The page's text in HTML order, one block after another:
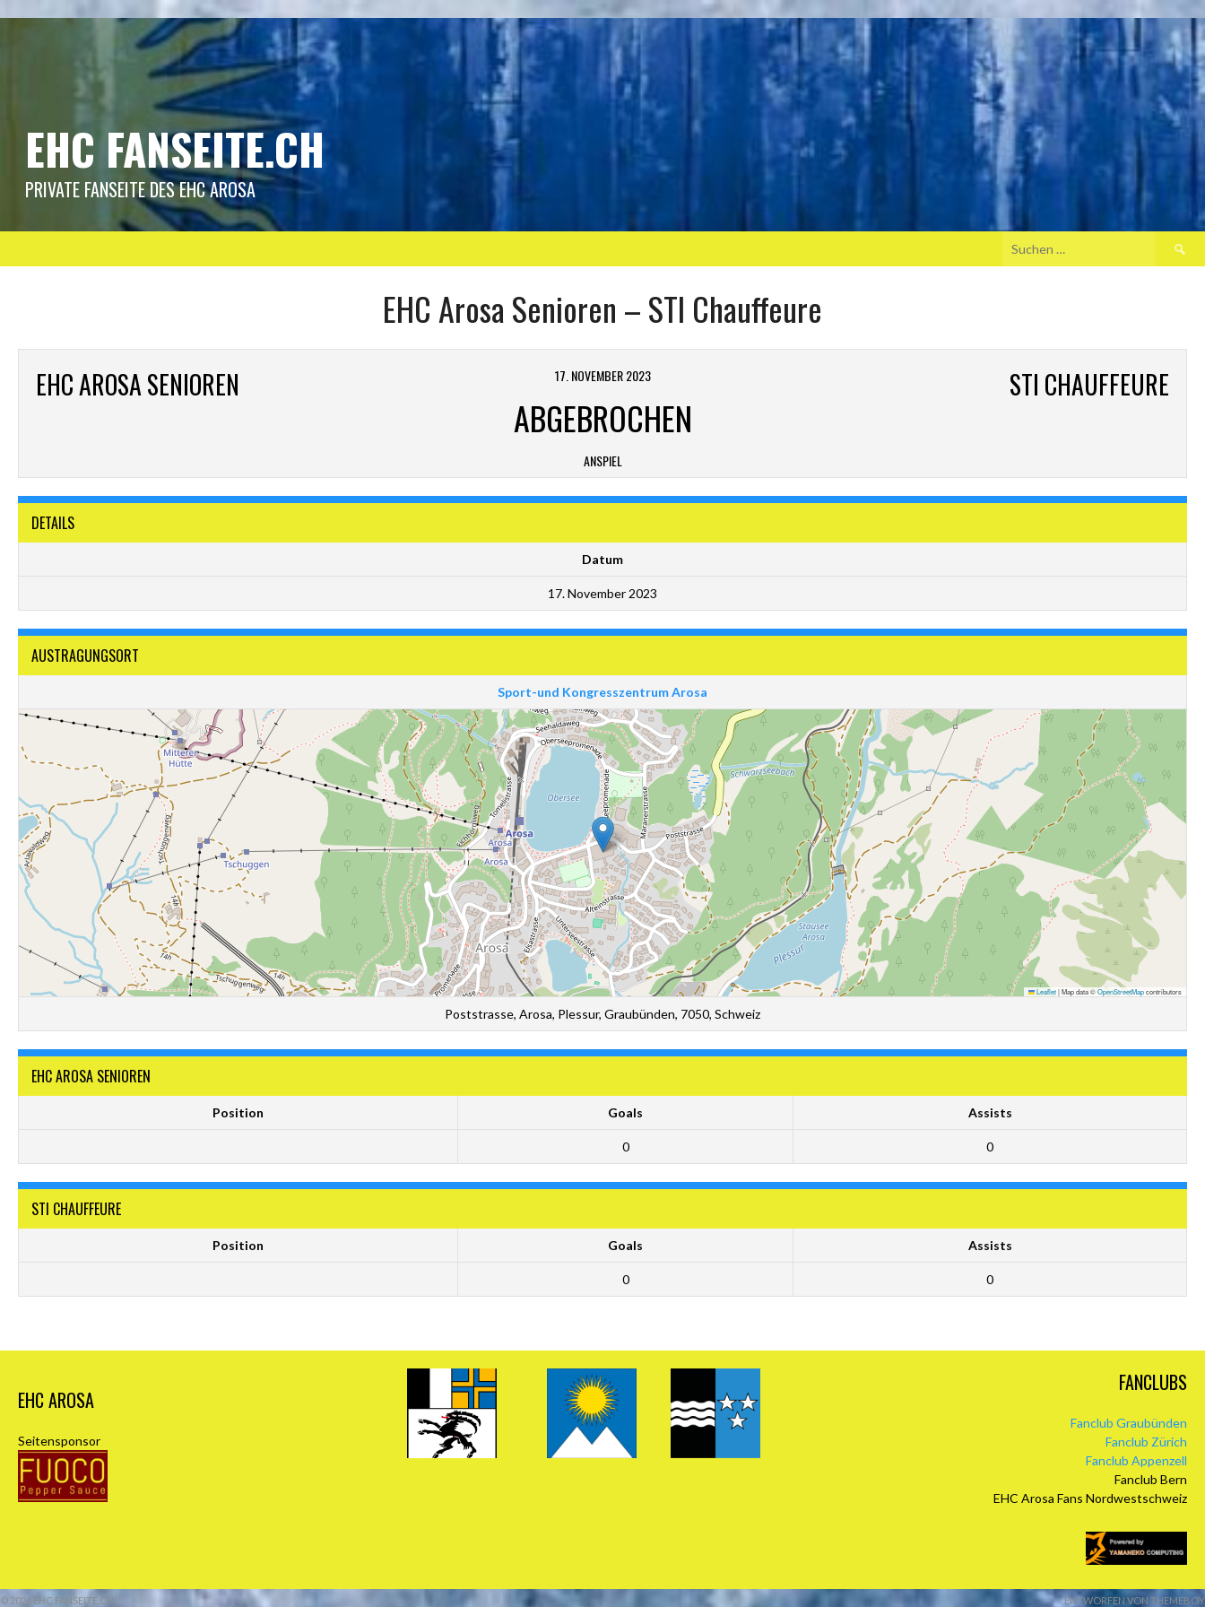
EHC FANSEITE.CH
PRIVATE FANSEITE DES EHC AROSA
Suche
nach:
EHC Arosa Senioren – STI Chauffeure
EHC AROSA SENIOREN STI CHAUFFEURE
17. NOVEMBER 2023
ABGEBROCHEN
ANSPIEL
DETAILS
Datum
17. November 2023
AUSTRAGUNGSORT
Sport-und Kongresszentrum Arosa
Leaflet|Map data ©OpenStreetMapcontributors
Poststrasse, Arosa, Plessur, Graubünden, 7050, Schweiz
EHC AROSA SENIOREN
Position Goals Assists
0 0
STI CHAUFFEURE
Position Goals Assists
0 0
EHC AROSA
Seitensponsor
FANCLUBS
Fanclub Graubünden
Fanclub Zürich
Fanclub Appenzell
Fanclub Bern
EHC Arosa Fans Nordwestschweiz
© 2026 EHC FANSEITE.CH ENTWORFEN VON THEMEBOY